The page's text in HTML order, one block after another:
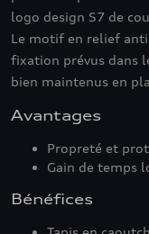
logo design S7 de
Le motif en relief
fixation prévus dans
bien maintenus en
Avantages
Propreté et
Gain de temps
Bénéfices